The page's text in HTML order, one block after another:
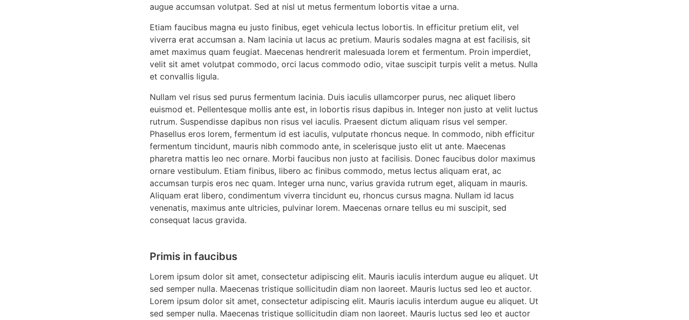
augue accumsan volutpat. Sed at nisl ut metus fermentum lobortis vitae a urna.
Etiam faucibus magna eu justo finibus, eget vehicula lectus lobortis. In efficitur pretium elit, vel
viverra erat accumsan a. Nam lacinia ut lacus ac pretium. Mauris sodales magna at est facilisis, sit
amet maximus quam feugiat. Maecenas hendrerit malesuada lorem et fermentum. Proin imperdiet,
velit sit amet volutpat commodo, orci lacus commodo odio, vitae suscipit turpis velit a metus. Nulla
et convallis ligula.
Nullam vel risus sed purus fermentum lacinia. Duis iaculis ullamcorper purus, nec aliquet libero
euismod et. Pellentesque mollis ante est, in lobortis risus dapibus in. Integer non justo at velit luctus
rutrum. Suspendisse dapibus non risus vel iaculis. Praesent dictum aliquam risus vel semper.
Phasellus eros lorem, fermentum id est iaculis, vulputate rhoncus neque. In commodo, nibh efficitur
fermentum tincidunt, mauris nibh commodo ante, in scelerisque justo elit ut ante. Maecenas
pharetra mattis leo nec ornare. Morbi faucibus non justo at facilisis. Donec faucibus dolor maximus
ornare vestibulum. Etiam finibus, libero ac finibus commodo, metus lectus aliquam erat, ac
accumsan turpis eros nec quam. Integer urna nunc, varius gravida rutrum eget, aliquam in mauris.
Aliquam erat libero, condimentum viverra tincidunt eu, rhoncus cursus magna. Nullam id lacus
venenatis, maximus ante ultricies, pulvinar lorem. Maecenas ornare tellus eu mi suscipit, sed
consequat lacus gravida.
Primis in faucibus
Lorem ipsum dolor sit amet, consectetur adipiscing elit. Mauris iaculis interdum augue eu aliquet. Ut
sed semper nulla. Maecenas tristique sollicitudin diam non laoreet. Mauris luctus sed leo et auctor.
Lorem ipsum dolor sit amet, consectetur adipiscing elit. Mauris iaculis interdum augue eu aliquet. Ut
sed semper nulla. Maecenas tristique sollicitudin diam non laoreet. Mauris luctus sed leo et auctor